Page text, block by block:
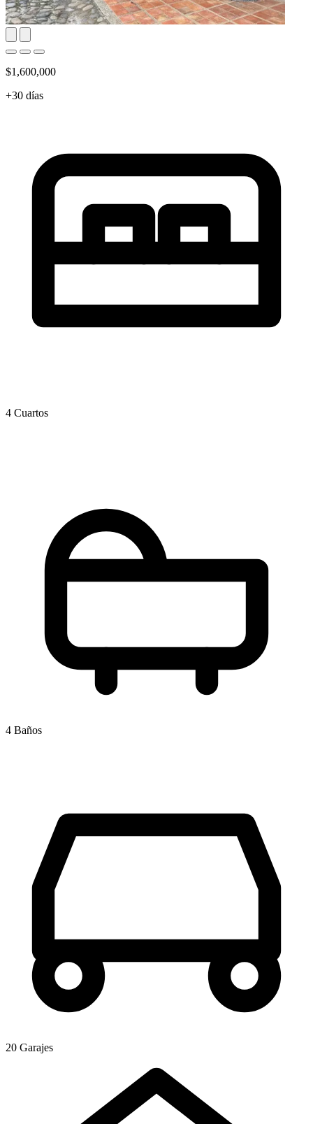
$1,600,000
+30 días
4 Cuartos
4 Baños
20 Garajes